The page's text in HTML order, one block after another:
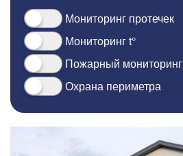
Мониторинг протечек
Мониторинг t°
Пожарный мониторинг
Охрана периметра